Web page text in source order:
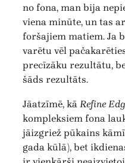
no fona, man bija
viena minūte, un tas
foršajiem matiem. Ja
varētu vēl
precīzāku rezultātu,
šāds rezultāts.
Jāatzīmē, kā Refine
kompleksiem fona
jāizgriež pūkains
gada kūlā), bet